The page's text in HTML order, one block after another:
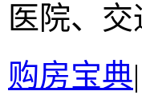
院、
购房宝典